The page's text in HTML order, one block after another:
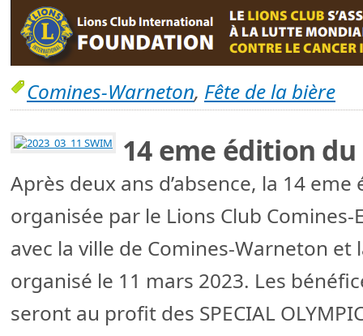
Comines-Warneton, Fête de la bière
14 eme édition
Après deux ans d’absence, la 14
organisée par le Lions Club
avec la ville de Comines-Warneton et
organisé le 11 mars 2023. Les
seront au profit des SPECIAL